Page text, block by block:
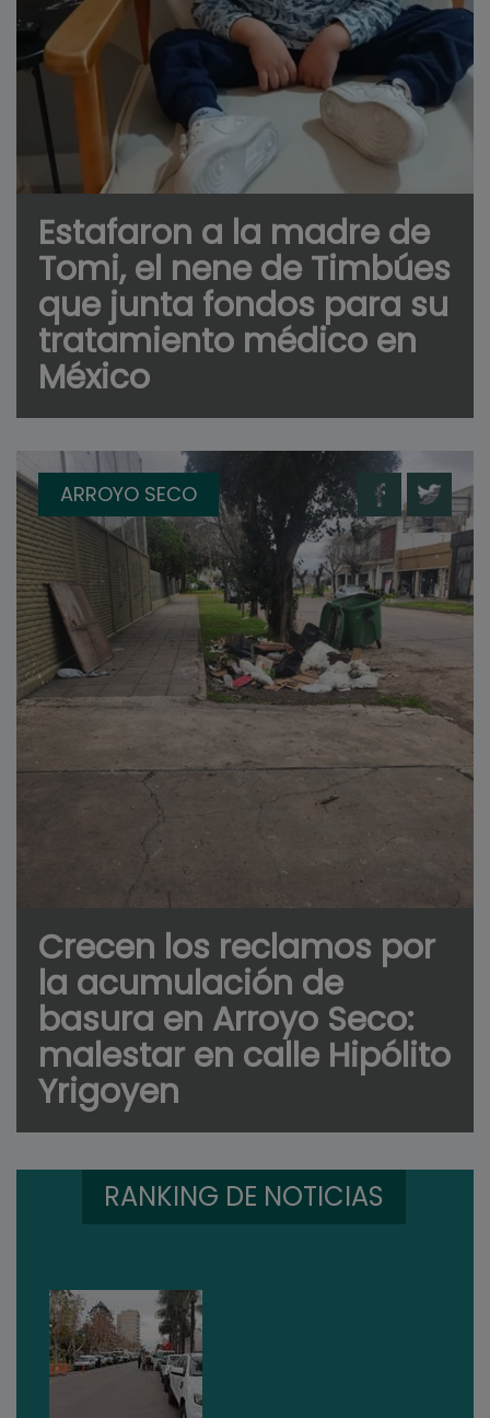
Estafaron a la madre de
Tomi, el nene de Timbúes
que junta fondos para su
tratamiento médico en
México
ARROYO SECO
Crecen los reclamos por
la acumulación de
basura en Arroyo Seco:
malestar en calle Hipólito
Yrigoyen
RANKING DE NOTICIAS